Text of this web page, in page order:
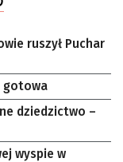
ruszył Puchar
gotowa
dziedzictwo –
wyspie w